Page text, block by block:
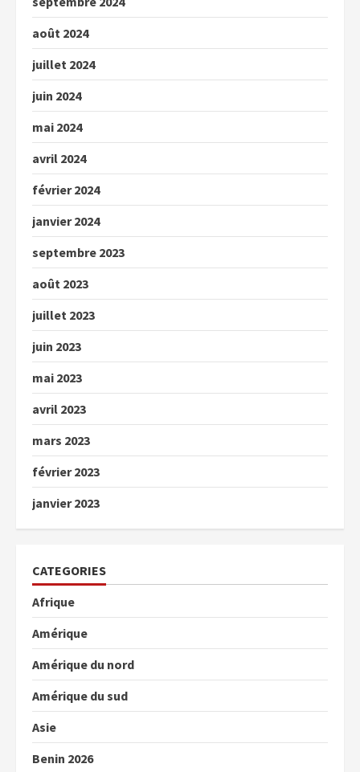
août 2024
juillet 2024
juin 2024
mai 2024
avril 2024
février 2024
janvier 2024
septembre 2023
août 2023
juillet 2023
juin 2023
mai 2023
avril 2023
mars 2023
février 2023
janvier 2023
CATEGORIES
Afrique
Amérique
Amérique du nord
Amérique du sud
Asie
Benin 2026